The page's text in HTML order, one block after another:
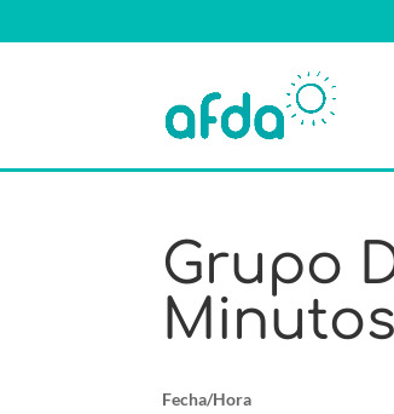
Grupo
Minutos
Fecha/Hora